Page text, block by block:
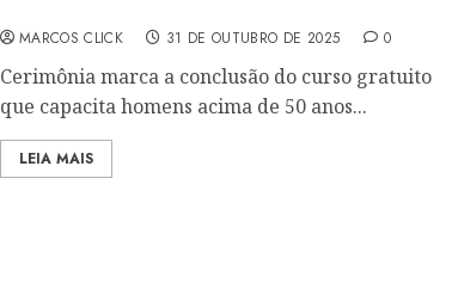
MARCOS CLICK 31 DE OUTUBRO DE 2025 0
Cerimônia marca a conclusão do curso gratuito
que capacita homens acima de 50 anos...
LEIA MAIS